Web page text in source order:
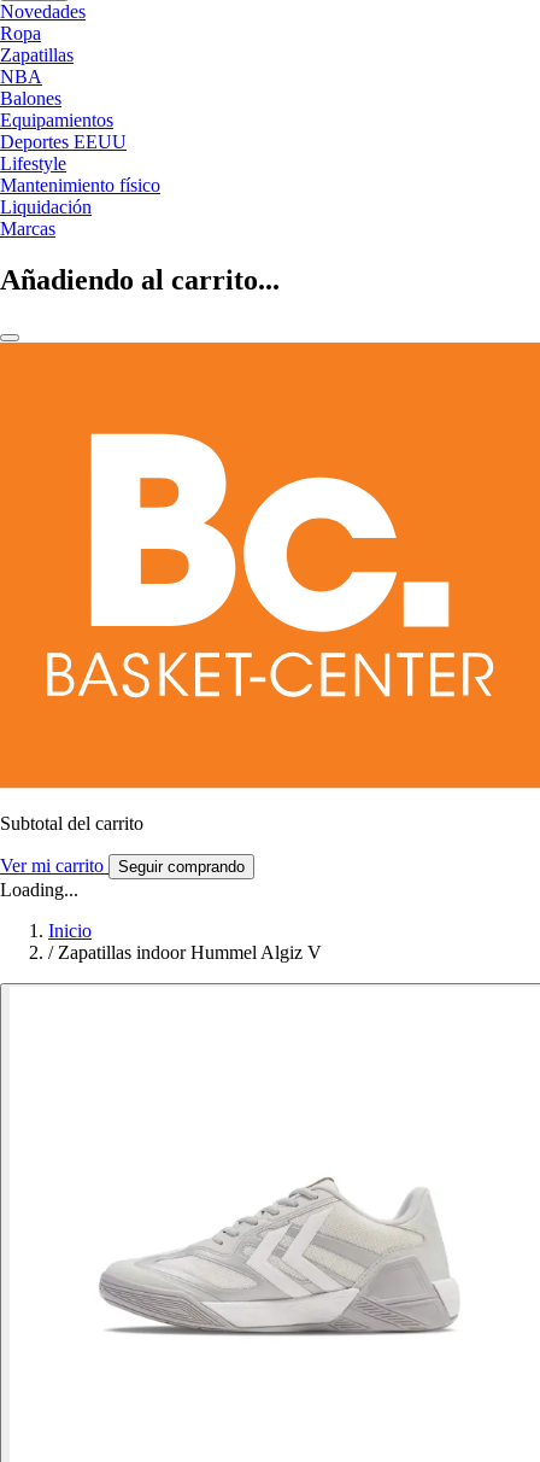
Novedades
Ropa
Zapatillas
NBA
Balones
Equipamientos
Deportes EEUU
Lifestyle
Mantenimiento físico
Liquidación
Marcas
Añadiendo al carrito...
Subtotal del carrito
Ver mi carrito Seguir comprando
Loading...
Inicio
/ Zapatillas indoor Hummel Algiz V